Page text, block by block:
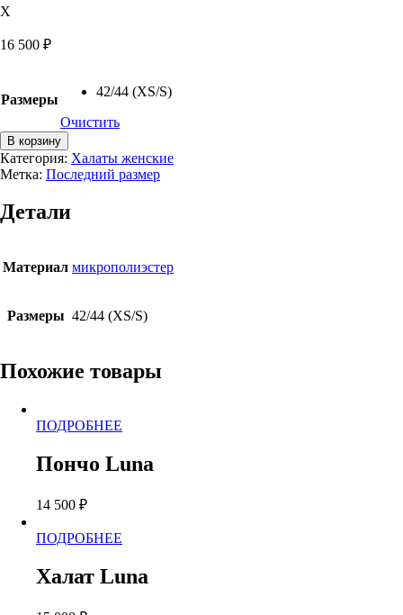
X
16 500 ₽
Размеры
42/44 (XS/S)
Очистить
Количество
товара
Халат
В корзину
Категория: Халаты женские
Метка: Последний размер
Детали
Материал микрополиэстер
Размеры 42/44 (XS/S)
Похожие товары
ПОДРОБНЕЕ
несколько
странице
товара.
Пончо Luna
14 500 ₽
ПОДРОБНЕЕ
несколько
Халат Luna